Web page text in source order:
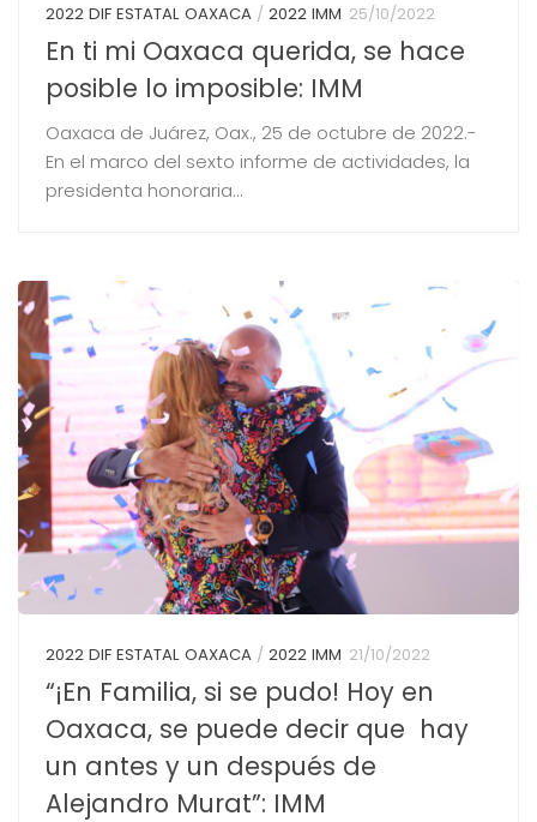
2022 DIF ESTATAL OAXACA/ 2022 IMM 25/10/2022
En ti mi Oaxaca querida, se hace
posible lo imposible: IMM
Oaxaca de Juárez, Oax., 25 de octubre de 2022.-
En el marco del sexto informe de actividades, la
presidenta honoraria...
2022 DIF ESTATAL OAXACA/ 2022 IMM 21/10/2022
“¡En Familia, si se pudo! Hoy en
Oaxaca, se puede decir que hay
un antes y un después de
Alejandro Murat”: IMM